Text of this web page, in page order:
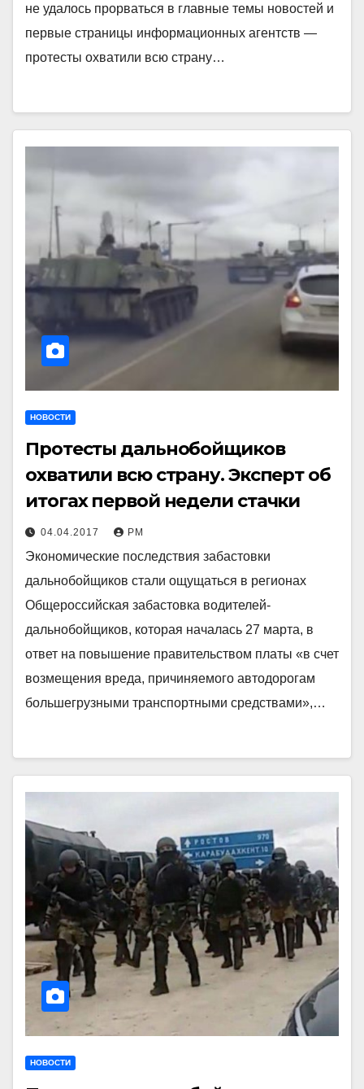
не удалось прорваться в главные темы новостей и
первые страницы информационных агентств —
протесты охватили всю страну…
НОВОСТИ
Протесты дальнобойщиков
охватили всю страну. Эксперт об
итогах первой недели стачки
04.04.2017 РМ
Экономические последствия забастовки
дальнобойщиков стали ощущаться в регионах
Общероссийская забастовка водителей-
дальнобойщиков, которая началась 27 марта, в
ответ на повышение правительством платы «в счет
возмещения вреда, причиняемого автодорогам
большегрузными транспортными средствами»,…
НОВОСТИ